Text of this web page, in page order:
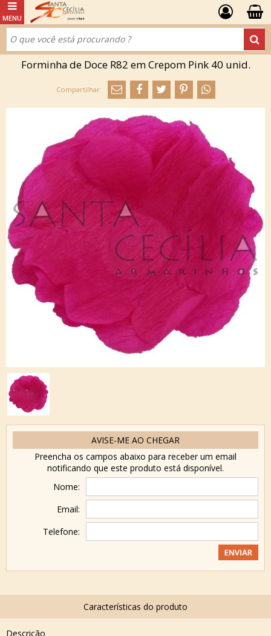
Forminha de Doce R82 em Crepom Pink 40 unid.
AVISE-ME AO CHEGAR
Preencha os campos abaixo para receber um email
notificando que este produto está disponível.
Nome:
Email:
Telefone:
Descrição